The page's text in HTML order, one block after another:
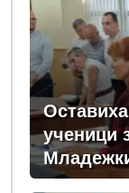
ученици
Георги